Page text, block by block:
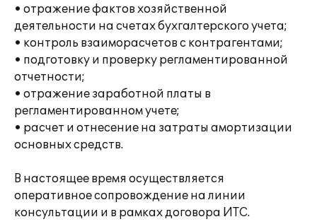
• отражение фактов хозяйственной
деятельности на счетах бухгалтерского учета;
• контроль взаиморасчетов с контрагентами;
• подготовку и проверку регламентированной
отчетности;
• отражение заработной платы в
регламентированном учете;
• расчет и отнесение на затраты амортизации
основных средств.
В настоящее время осуществляется
оперативное сопровождение на линии
консультации и в рамках договора ИТС.